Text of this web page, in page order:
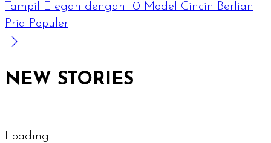
Tampil Elegan dengan 10 Model Cincin Berlian
Pria Populer
NEW STORIES
Loading...